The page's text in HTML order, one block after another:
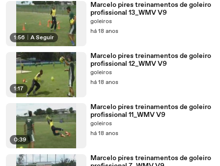
1:56 A Seguir
Marcelo pires treinamentos de goleiro
profissional 13_WMV V9
goleiros
há 18 anos
1:17
Marcelo pires treinamentos de goleiro
profissional 12_WMV V9
goleiros
há 18 anos
0:39
Marcelo pires treinamentos de goleiro
profissional 11_WMV V9
goleiros
há 18 anos
Marcelo pires treinamentos de goleiro